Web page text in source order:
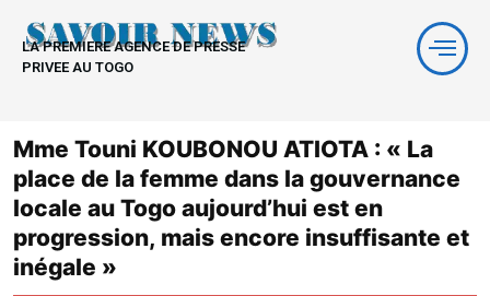
contenu
LA PREMIERE AGENCE DE PRESSE
PRIVEE AU TOGO
Mme Touni KOUBONOU ATIOTA : « La
place de la femme dans la gouvernance
locale au Togo aujourd’hui est en
progression, mais encore insuffisante et
inégale »